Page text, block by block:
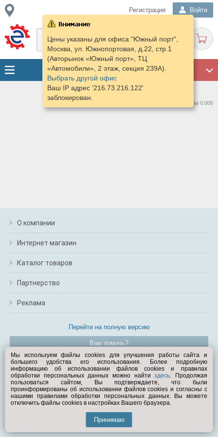
Регистрация Войти
Цены указаны для офиса "Южный порт",
Москва, ул. Южнопортовая, д.22, стр.1
(Авторынок «Южный порт», ТЦ
«Автомобили», 2 этаж, секция 239А).
Выбрать другой офис
Ваш IP адрес '216.73.216.122'
заблокирован.
Нашлось предложений: 0 за 0.000
О компании
Интернет магазин
Каталог товаров
Партнерство
Реклама
Перейти на полную версию
Вам помочь?
© Exist.ru 1998—2026
Мы используем файлы cookies для улучшения работы сайта и
большего удобства его использования. Более подробную
информацию об использовании файлов cookies и правилах
обработки персональных данных можно найтиздесь. Продолжая
пользоваться сайтом, Вы подтверждаете, что были
проинформированы об использовании файлов cookies и согласны с
нашими правилами обработки персональных данных. Вы можете
отключить файлы cookies в настройках Вашего браузера.
Принимаю